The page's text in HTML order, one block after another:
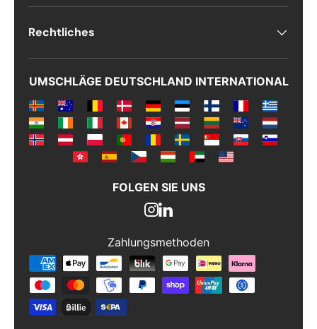
Rechtliches
UMSCHLÄGE DEUTSCHLAND INTERNATIONAL
FOLGEN SIE UNS
Zahlungsmethoden
Zahlungsmethoden